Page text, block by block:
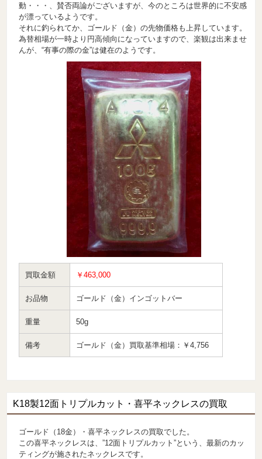
動・・・、賛否両論がございますが、今のところは世界的に不安感
が漂っているようです。
それに釣られてか、ゴールド（金）の先物価格も上昇しています。
為替相場が一時より円高傾向になっていますので、楽観は出来ませ
んが、“有事の際の金”は健在のようです。
買取金額 ￥463,000
お品物 ゴールド（金）インゴットバー
重量 50g
備考 ゴールド（金）買取基準相場：￥4,756
K18製12面トリプルカット・喜平ネックレスの買取
ゴールド（18金）・喜平ネックレスの買取でした。
この喜平ネックレスは、”12面トリプルカット”という、最新のカッ
ティングが施されたネックレスです。